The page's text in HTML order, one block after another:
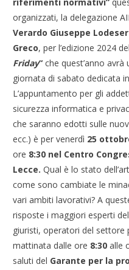
organizzati, la delegazione
Verardo Giuseppe
Greco, per l’edizione 2024
Friday“ che quest’anno avrà
giornata di sabato dedicata
L’appuntamento per gli
sicurezza informatica e
che saranno edotti sulle
ecc.) è per venerdì 25
ore 8:30 nel Centro
Lecce. Qual è lo stato
come sono cambiate le
vari ambiti lavorativi? A
risposte i maggiori esperti
giuristi, operatori del settore
mattinata dalle ore 8:30 alle
saluti del Garante per la